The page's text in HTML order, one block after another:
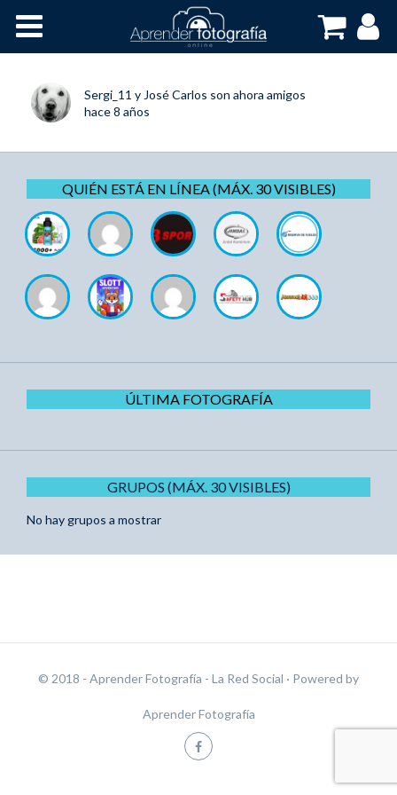
Sergi_11 y José Carlos son ahora amigos
hace 8 años
QUIÉN ESTÁ EN LÍNEA (MÁX. 30 VISIBLES)
ÚLTIMA FOTOGRAFÍA
GRUPOS (MÁX. 30 VISIBLES)
No hay grupos a mostrar
© 2018 - Aprender Fotografía - La Red Social · Powered by
Aprender Fotografía